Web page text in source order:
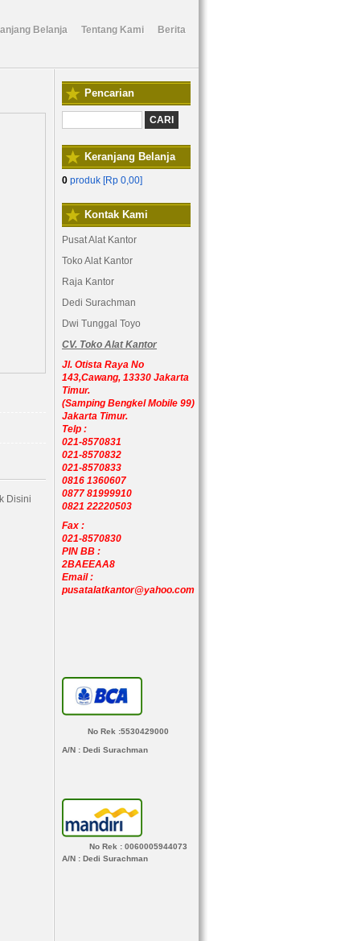
Belanja Tentang Kami Berita
Disini
Pencarian
Keranjang Belanja
0 produk [Rp 0,00]
Kontak Kami
Pusat Alat Kantor
Toko Alat Kantor
Raja Kantor
Dedi Surachman
Dwi Tunggal Toyo
CV. Toko Alat Kantor
Jl. Otista Raya No
143,Cawang, 13330 Jakarta
Timur.
(Samping Bengkel Mobile 99)
Jakarta Timur.
Telp :
021-8570831
021-8570832
021-8570833
0816 1360607
0877 81999910
0821 22220503
Fax :
021-8570830
PIN BB :
2BAEEAA8
Email :
pusatalatkantor@yahoo.com
No Rek :5530429000
A/N : Dedi Surachman
No Rek : 0060005944073
A/N : Dedi Surachman